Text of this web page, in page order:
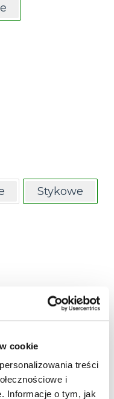
cookie
treści
i
Informacje o tym, jak
Stykowe